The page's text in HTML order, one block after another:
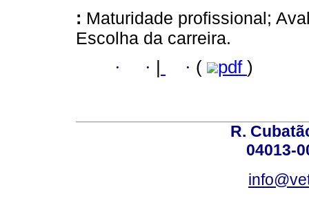
: Maturidade profissional;
Escolha da carreira.
· · · ( pdf )
R.
04013-